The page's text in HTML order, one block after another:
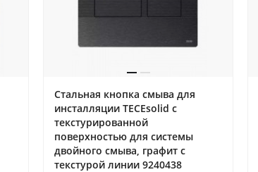
Стальная кнопка смыва для
инсталляции TECEsolid с
текстурированной
поверхностью для системы
двойного смыва, графит с
текстурой линии 9240438